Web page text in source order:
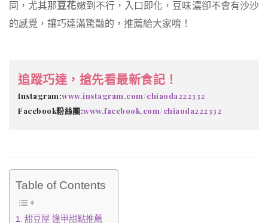
同，尤其那豆花嫩到不行，入口即化，豆味濃卻不會有沙沙
的感覺，讓巧達滿驚豔的，推薦給大家唷！
追蹤巧達，搶先看最新食記！
Instagram:www.instagram.com/chiaoda222332
Facebook粉絲團:www.facebook.com/chiaoda222332
Table of Contents
甜豆屋 逢甲甜點推薦